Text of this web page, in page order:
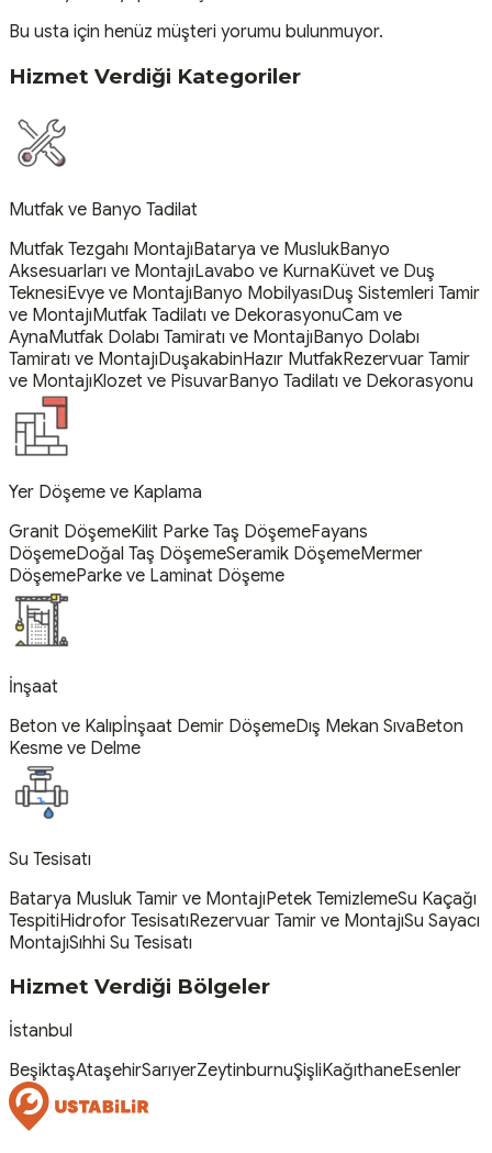
Bu usta için henüz müşteri yorumu bulunmuyor.
Hizmet Verdiği Kategoriler
Mutfak ve Banyo Tadilat
Mutfak Tezgahı MontajıBatarya ve MuslukBanyo
Aksesuarları ve MontajıLavabo ve KurnaKüvet ve Duş
TeknesiEvye ve MontajıBanyo MobilyasıDuş Sistemleri Tamir
ve MontajıMutfak Tadilatı ve DekorasyonuCam ve
AynaMutfak Dolabı Tamiratı ve MontajıBanyo Dolabı
Tamiratı ve MontajıDuşakabinHazır MutfakRezervuar Tamir
ve MontajıKlozet ve PisuvarBanyo Tadilatı ve Dekorasyonu
Yer Döşeme ve Kaplama
Granit DöşemeKilit Parke Taş DöşemeFayans
DöşemeDoğal Taş DöşemeSeramik DöşemeMermer
DöşemeParke ve Laminat Döşeme
İnşaat
Beton ve Kalıpİnşaat Demir DöşemeDış Mekan SıvaBeton
Kesme ve Delme
Su Tesisatı
Batarya Musluk Tamir ve MontajıPetek TemizlemeSu Kaçağı
TespitiHidrofor TesisatıRezervuar Tamir ve MontajıSu Sayacı
MontajıSıhhi Su Tesisatı
Hizmet Verdiği Bölgeler
İstanbul
BeşiktaşAtaşehirSarıyerZeytinburnuŞişliKağıthaneEsenler